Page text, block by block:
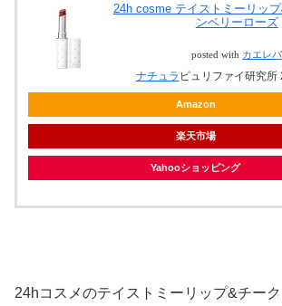
24h cosme テイストミーリッ
ンベリーローズ
posted with カエレバ
ナチュラ ピュリファイ研究所
Amazon
楽天市場
Yahooショッピング
24hコスメのテイストミーリップ&チー